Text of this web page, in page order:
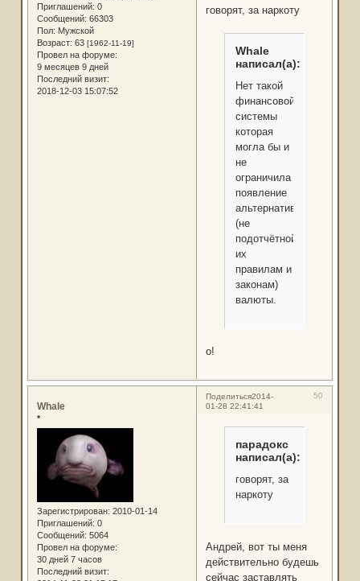
Приглашений: 0
Сообщений: 66303
Пол: Мужской
Возраст: 63 [1962-11-19]
Провел на форуме:
9 месяцев 9 дней
Последний визит:
2018-12-03 15:07:52
говорят, за наркоту
Whale
написал(а):
Нет такой
финансовой
системы
которая
могла бы и
не
ограничила
появление
альтернативной
(не
подотчётной
их
правилам и
законам)
валюты.
о!
Поделиться 50
2014-
01-28 22:41:41
Whale
*
Зарегистрирован: 2010-01-14
Приглашений: 0
Сообщений: 5064
Провел на форуме:
30 дней 7 часов
Последний визит:
парадокс
написал(а):
говорят, за
наркоту
Андрей, вот ты меня
действительно будешь
сейчас заставлять